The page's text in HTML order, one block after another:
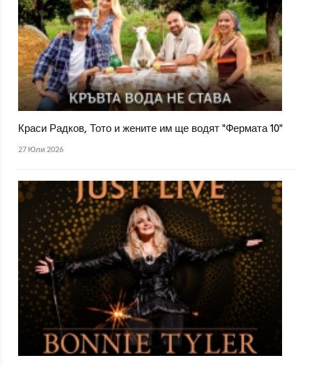
Краси Радков, Тото и жените им ще водят "Фермата 10"
27 Юли 2026